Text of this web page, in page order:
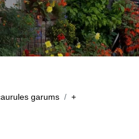
garums +